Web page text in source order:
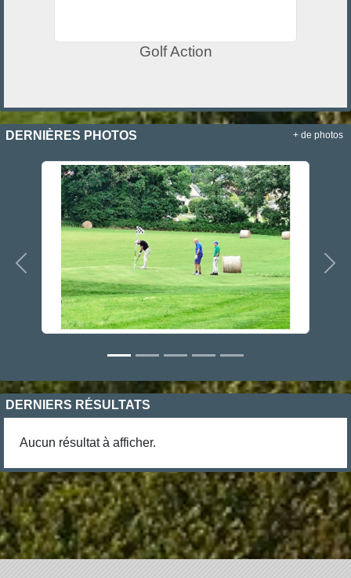
Golf Action
DERNIÈRES PHOTOS
Précedent
+ de photos
DERNIERS RÉSULTATS
Aucun résultat à afficher.